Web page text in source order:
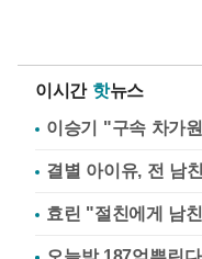
이시간 핫뉴스
이승기 "구속 차가
결별 아이유, 전 남
효린 "절친에게 남